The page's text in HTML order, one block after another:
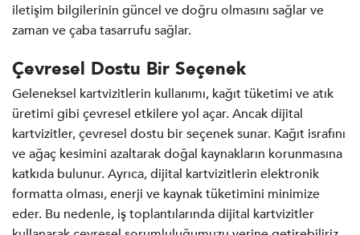
iletişim bilgilerinin güncel ve doğru olmasını sağlar ve
zaman ve çaba tasarrufu sağlar.
Çevresel Dostu Bir Seçenek
Geleneksel kartvizitlerin kullanımı, kağıt tüketimi ve atık
üretimi gibi çevresel etkilere yol açar. Ancak dijital
kartvizitler, çevresel dostu bir seçenek sunar. Kağıt israfını
ve ağaç kesimini azaltarak doğal kaynakların korunmasına
katkıda bulunur. Ayrıca, dijital kartvizitlerin elektronik
formatta olması, enerji ve kaynak tüketimini minimize
eder. Bu nedenle, iş toplantılarında dijital kartvizitler